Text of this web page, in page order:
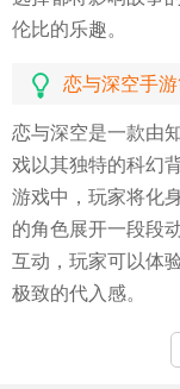
伦比的乐趣。
恋与深空手
恋与深空是一款由
戏以其独特的科幻
游戏中，玩家将化
的角色展开一段段
互动，玩家可以体
极致的代入感。